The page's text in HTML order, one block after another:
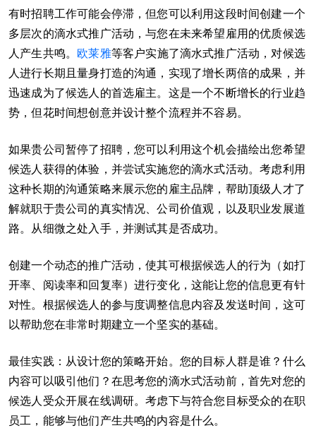
有时招聘工作可能会停滞，但您可以利用这段时间创建一个
多层次的滴水式推广活动，与您在未来希望雇用的优质候选
人产生共鸣。 欧莱雅等客户实施了滴水式推广活动，对候选
人进行长期且量身打造的沟通，实现了增长两倍的成果，并
迅速成为了候选人的首选雇主。这是一个不断增长的行业趋
势，但花时间想创意并设计整个流程并不容易。
如果贵公司暂停了招聘，您可以利用这个机会描绘出您希望
候选人获得的体验，并尝试实施您的滴水式活动。考虑利用
这种长期的沟通策略来展示您的雇主品牌，帮助顶级人才了
解就职于贵公司的真实情况、公司价值观，以及职业发展道
路。从细微之处入手，并测试其是否成功。
创建一个动态的推广活动，使其可根据候选人的行为（如打
开率、阅读率和回复率）进行变化，这能让您的信息更有针
对性。根据候选人的参与度调整信息内容及发送时间，这可
以帮助您在非常时期建立一个坚实的基础。
最佳实践：从设计您的策略开始。您的目标人群是谁？什么
内容可以吸引他们？在思考您的滴水式活动前，首先对您的
候选人受众开展在线调研。考虑下与符合您目标受众的在职
员工，能够与他们产生共鸣的内容是什么。